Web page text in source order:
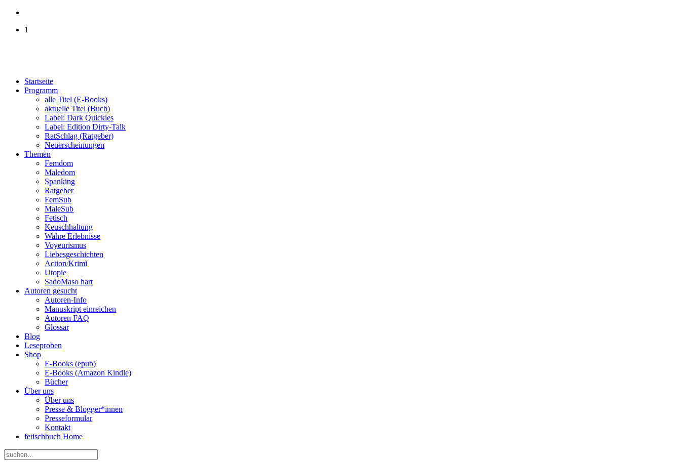
1
Startseite
Programm
alle Titel (E-Books)
aktuelle Titel (Buch)
Label: Dark Quickies
Label: Edition Dirty-Talk
RatSchlag (Ratgeber)
Neuerscheinungen
Themen
Femdom
Maledom
Spanking
Ratgeber
FemSub
MaleSub
Fetisch
Keuschhaltung
Wahre Erlebnisse
Voyeurismus
Liebesgeschichten
Action/Krimi
Utopie
SadoMaso hart
Autoren gesucht
Autoren-Info
Manuskript einreichen
Autoren FAQ
Glossar
Blog
Leseproben
Shop
E-Books (epub)
E-Books (Amazon Kindle)
Bücher
Über uns
Über uns
Presse & Blogger*innen
Presseformular
Kontakt
fetischbuch Home